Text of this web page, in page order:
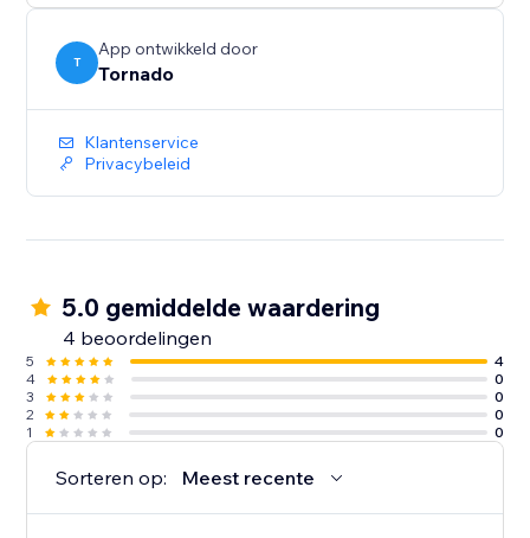
T
App ontwikkeld door
Tornado
Klantenservice
Privacybeleid
5.0 gemiddelde waardering
4 beoordelingen
5
4
4
0
3
0
2
0
1
0
Sorteren op: Meest recente